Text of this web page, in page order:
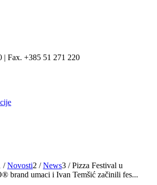
| Fax. +385 51 271 220
/ Novosti2 / News3 / Pizza Festival u
brand umaci i Ivan Temšić začinili fes...